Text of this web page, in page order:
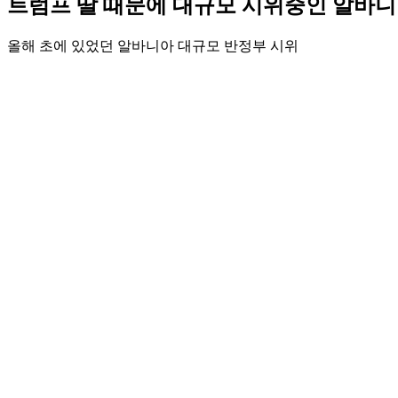
트럼프 딸 때문에 대규모 시위중인 알바
올해 초에 있었던 알바니아 대규모 반정부 시위